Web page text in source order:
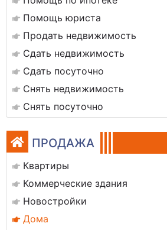
Помощь юриста
Продать недвижимость
Сдать недвижимость
Сдать посуточно
Снять недвижимость
Снять посуточно
ПРОДАЖА
Квартиры
Коммерческие здания
Новостройки
Дома